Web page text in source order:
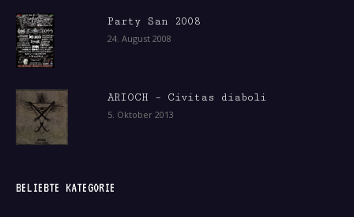
Party San 2008
24. August 2008
ARIOCH – Civitas diaboli
5. Oktober 2013
BELIEBTE KATEGORIE